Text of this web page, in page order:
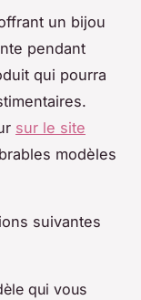
un bijou
pendant
qui pourra
sur le site
modèles
suivantes
qui vous